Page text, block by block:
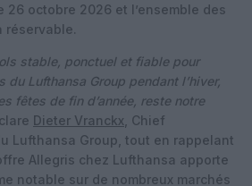
26 octobre 2026 et l’ensemble des
réservable.
stable, ponctuel et fiable pour
du Lufthansa Group pendant l’hiver,
fêtes de fin d’année, reste notre
Dieter Vranckx , Chief
Lufthansa Group, tout en rappelant
Allegris chez Lufthansa apporte
notable sur de nombreux marchés